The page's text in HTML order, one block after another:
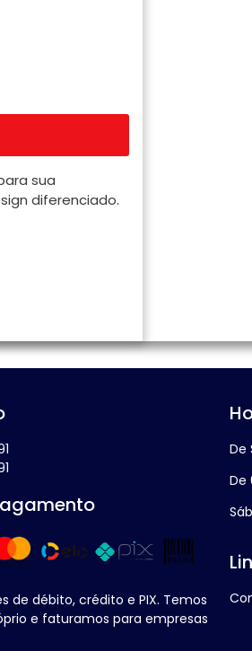
sua
diferenciado.
de débito, crédito e PIX. Temos
e faturamos para empresas
De
De